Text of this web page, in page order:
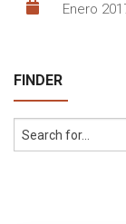
Enero
FINDER